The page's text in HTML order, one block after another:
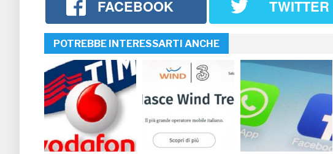
FACEBOOK TWITTER
POTREBBE INTERESSARTI ANCHE